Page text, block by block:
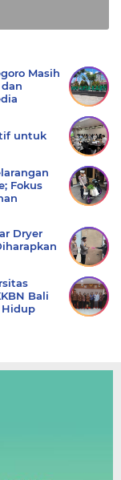
Masih
untuk
Fokus
Dryer
Bali
Hidup